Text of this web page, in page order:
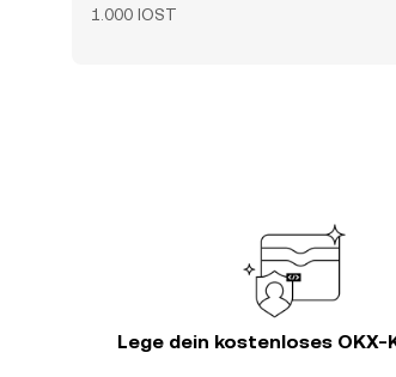
1.000 IOST
Lege dein kostenloses OKX-